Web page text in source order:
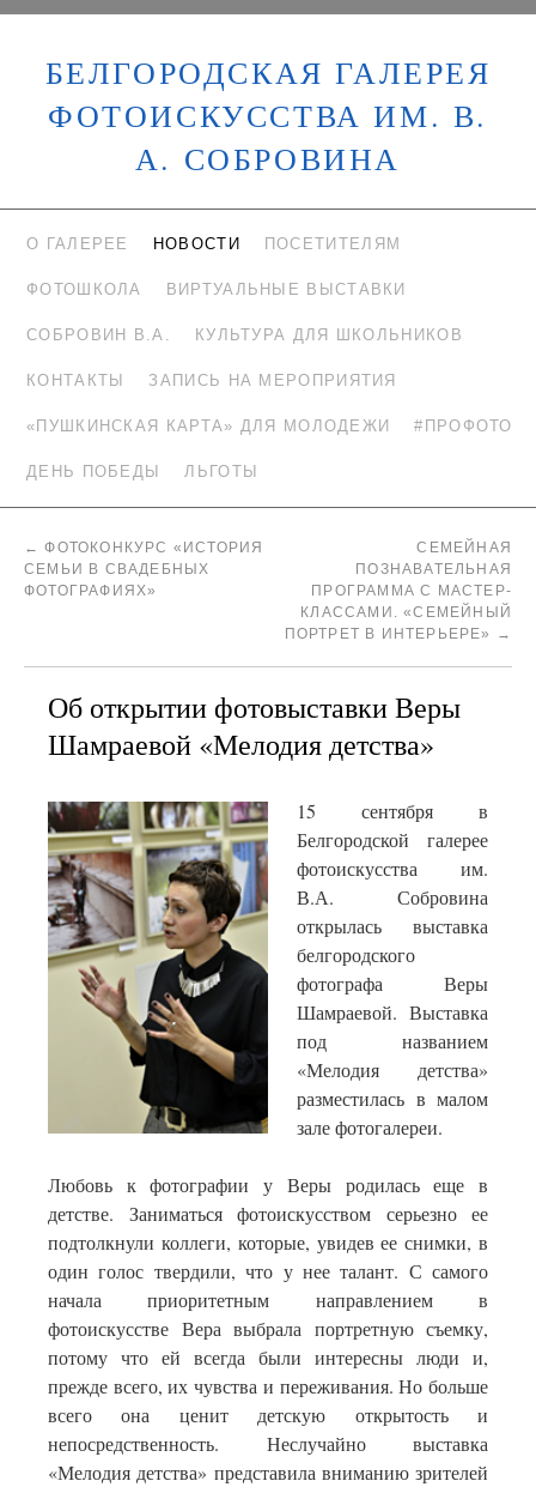
БЕЛГОРОДСКАЯ ГАЛЕРЕЯ
ФОТОИСКУССТВА ИМ. В.
А. СОБРОВИНА
О ГАЛЕРЕЕ НОВОСТИ ПОСЕТИТЕЛЯМ
ФОТОШКОЛА ВИРТУАЛЬНЫЕ ВЫСТАВКИ
СОБРОВИН В.А. КУЛЬТУРА ДЛЯ ШКОЛЬНИКОВ
КОНТАКТЫ ЗАПИСЬ НА МЕРОПРИЯТИЯ
«ПУШКИНСКАЯ КАРТА» ДЛЯ МОЛОДЕЖИ #ПРОФОТО
ДЕНЬ ПОБЕДЫ ЛЬГОТЫ
← ФОТОКОНКУРС «ИСТОРИЯ
СЕМЬИ В СВАДЕБНЫХ
ФОТОГРАФИЯХ»
СЕМЕЙНАЯ
ПОЗНАВАТЕЛЬНАЯ
ПРОГРАММА С МАСТЕР-
КЛАССАМИ. «СЕМЕЙНЫЙ
ПОРТРЕТ В ИНТЕРЬЕРЕ»
→
Об открытии фотовыставки Веры
Шамраевой «Мелодия детства»
15 сентября в
Белгородской галерее
фотоискусства им.
В.А. Собровина
открылась выставка
белгородского
фотографа Веры
Шамраевой. Выставка
под названием
«Мелодия детства»
разместилась в малом
зале фотогалереи.
Любовь к фотографии у Веры родилась еще в
детстве. Заниматься фотоискусством серьезно ее
подтолкнули коллеги, которые, увидев ее снимки, в
один голос твердили, что у нее талант. С самого
начала приоритетным направлением в
фотоискусстве Вера выбрала портретную съемку,
потому что ей всегда были интересны люди и,
прежде всего, их чувства и переживания. Но больше
всего она ценит детскую открытость и
непосредственность. Неслучайно выставка
«Мелодия детства» представила вниманию зрителей